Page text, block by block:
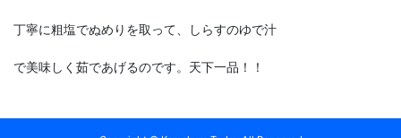
丁寧に粗塩でぬめりを取って、しらすのゆで汁
で美味しく茹であげるのです。天下一品！！